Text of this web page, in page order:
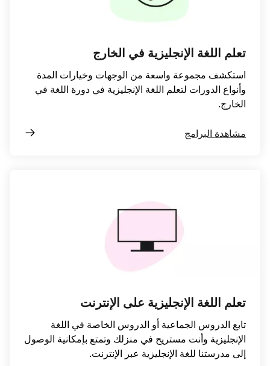
تعلم اللغة الإنجليزية في الخارج
استكشف مجموعة واسعة من الوجهات وخيارات المدة
وأنواع الدورات لتعلم اللغة الإنجليزية في دورة اللغة في
الخارج.
مشاهدة البرامج
تعلم اللغة الإنجليزية على الإنترنت
تابع الدروس الجماعية أو الدروس الخاصة في اللغة
الإنجليزية وأنت مستريح في منزلك وتمتع بإمكانية الوصول
إلى مدرستنا للغة الإنجليزية عبر الإنترنت.